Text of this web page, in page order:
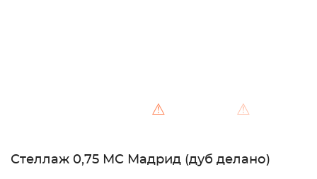
⚠ ⚠
Стеллаж 0,75 МС Мадрид (дуб делано)